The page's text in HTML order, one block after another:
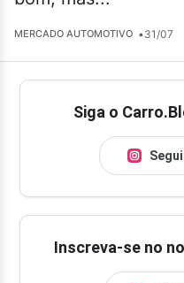
MERCADO AUTOMOTIVO •31/07
Siga o
Inscreva-se no